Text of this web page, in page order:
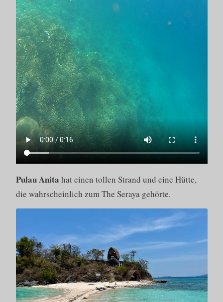
PulauAnita hat einen tollen Strand und eine Hütte,
die wahrscheinlich zum The Seraya gehörte.